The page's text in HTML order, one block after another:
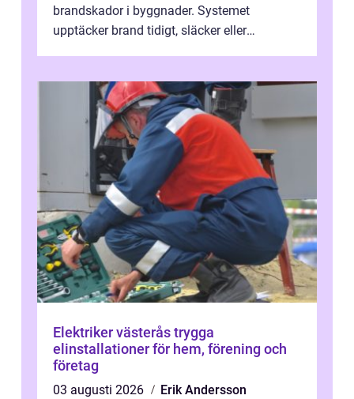
brandskador i byggnader. Systemet
upptäcker brand tidigt, släcker eller
Elektriker västerås trygga
elinstallationer för hem, förening och
företag
03 augusti 2026
Erik Andersson